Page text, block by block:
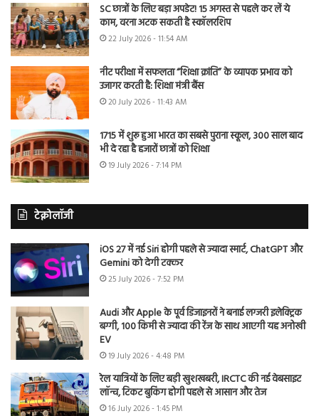
SC छात्रों के लिए बड़ा अपडेट! 15 अगस्त से पहले कर लें ये
काम, वरना अटक सकती है स्कॉलरशिप
22 July 2026 - 11:54 AM
नीट परीक्षा में सफलता “शिक्षा क्रांति” के व्यापक प्रभाव को
उजागर करती है: शिक्षा मंत्री बैंस
20 July 2026 - 11:43 AM
1715 में शुरू हुआ भारत का सबसे पुराना स्कूल, 300 साल बाद
भी दे रहा है हजारों छात्रों को शिक्षा
19 July 2026 - 7:14 PM
टेक्नोलॉजी
iOS 27 में नई Siri होगी पहले से ज्यादा स्मार्ट, ChatGPT और
Gemini को देगी टक्कर
25 July 2026 - 7:52 PM
Audi और Apple के पूर्व डिजाइनरों ने बनाई लग्जरी इलेक्ट्रिक
बग्गी, 100 किमी से ज्यादा की रेंज के साथ आएगी यह अनोखी
EV
19 July 2026 - 4:48 PM
रेल यात्रियों के लिए बड़ी खुशखबरी, IRCTC की नई वेबसाइट
लॉन्च, टिकट बुकिंग होगी पहले से आसान और तेज
16 July 2026 - 1:45 PM